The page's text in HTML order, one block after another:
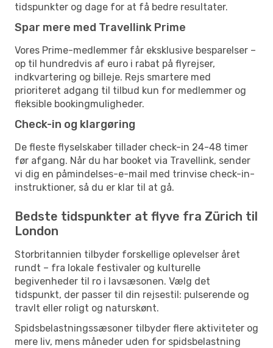
tidspunkter og dage for at få bedre resultater.
Spar mere med Travellink Prime
Vores Prime-medlemmer får eksklusive besparelser –
op til hundredvis af euro i rabat på flyrejser,
indkvartering og billeje. Rejs smartere med
prioriteret adgang til tilbud kun for medlemmer og
fleksible bookingmuligheder.
Check-in og klargøring
De fleste flyselskaber tillader check-in 24-48 timer
før afgang. Når du har booket via Travellink, sender
vi dig en påmindelses-e-mail med trinvise check-in-
instruktioner, så du er klar til at gå.
Bedste tidspunkter at flyve fra Zürich til
London
Storbritannien tilbyder forskellige oplevelser året
rundt – fra lokale festivaler og kulturelle
begivenheder til ro i lavsæsonen. Vælg det
tidspunkt, der passer til din rejsestil: pulserende og
travlt eller roligt og naturskønt.
Spidsbelastningssæsoner tilbyder flere aktiviteter og
mere liv, mens måneder uden for spidsbelastning